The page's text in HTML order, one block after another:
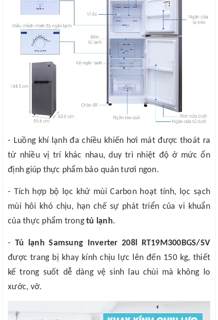
- Luồng khí lạnh đa chiều khiến hơi mát được thoát ra
từ nhiều vị trí khác nhau, duy trì nhiệt độ ở mức ổn
định giúp thực phẩm bảo quản tươi ngon.
- Tích hợp bộ lọc khử mùi Carbon hoạt tính, lọc sạch
mùi hôi khó chịu, hạn chế sự phát triển của vi khuẩn
của thực phẩm trongtủ lạnh.
- Tủ lạnh Samsung Inverter 208l RT19M300BGS/SV
được trang bị khay kính chịu lực lên đến 150 kg, thiết
kế trong suốt dễ dàng vệ sinh lau chùi mà không lo
xước, vỡ.